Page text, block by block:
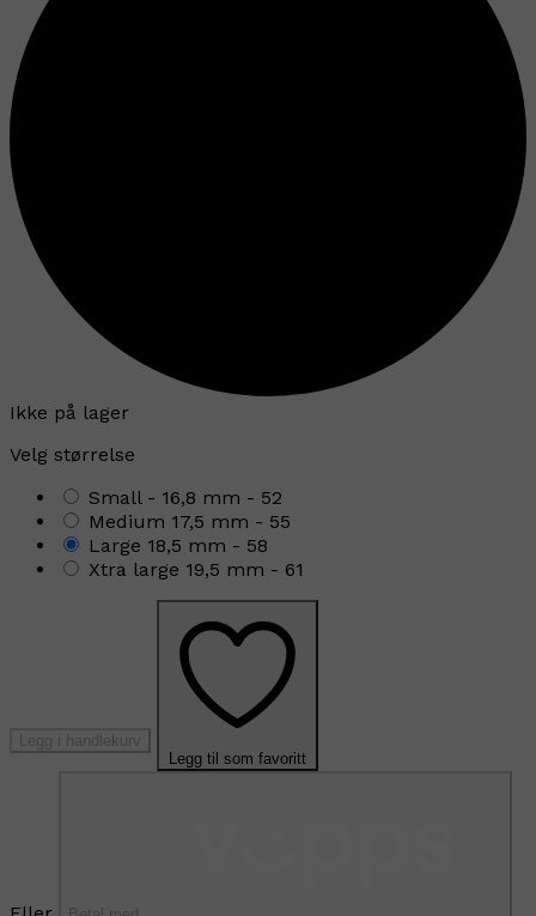
Ikke på lager
Velg størrelse
Small - 16,8 mm - 52
Medium 17,5 mm - 55
Large 18,5 mm - 58
Xtra large 19,5 mm - 61
Legg i handlekurv
Legg til som favoritt